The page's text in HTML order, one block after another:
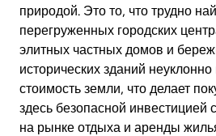
природой. Это то, что трудно
перегруженных городских
элитных частных домов и
исторических зданий
стоимость земли, что делает
здесь безопасной инвестицией
на рынке отдыха и аренды